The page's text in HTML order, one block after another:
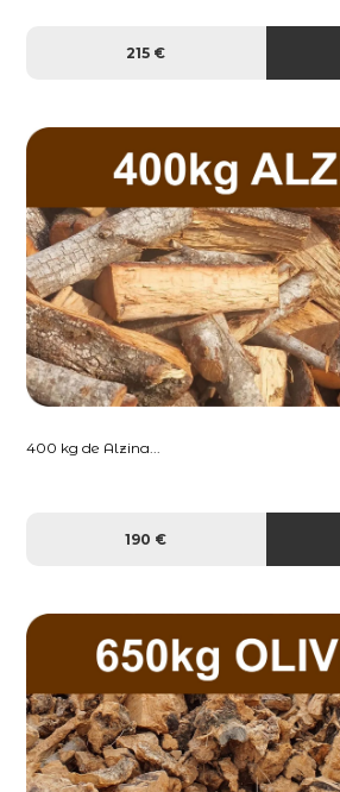
215 €
400 kg de Alzina...
190 €